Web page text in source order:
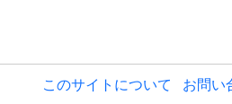
このサイトについて お問い